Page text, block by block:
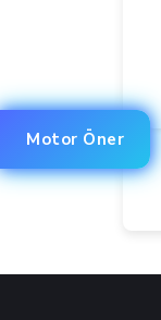
Motor Öner